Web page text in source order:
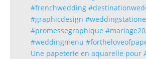
Une papeterie en aquarelle pour